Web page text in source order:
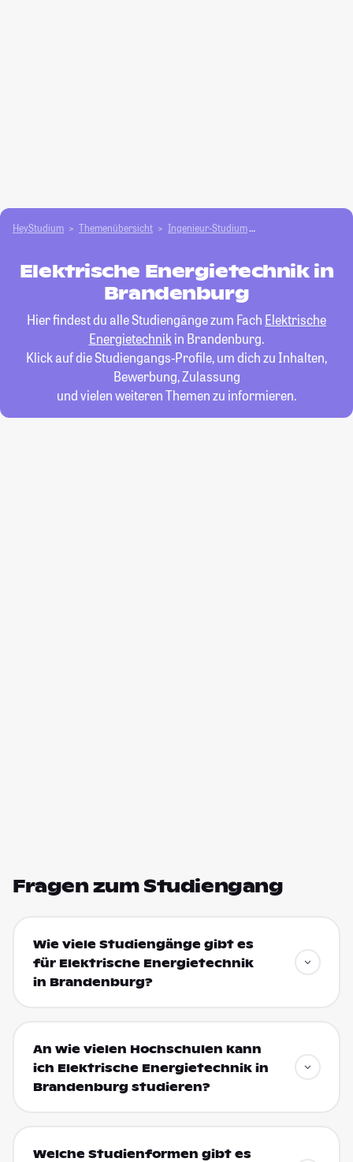
HeyStudium Themenübersicht Ingenieur-Studium
Elektrische Energietechnik in
Brandenburg
Hier findest du alle Studiengänge zum Fach Elektrische
Energietechnikin Brandenburg.
Klick auf die Studiengangs-Profile, um dich zu Inhalten,
Bewerbung, Zulassung
und vielen weiteren Themen zu informieren.
Fragen zum Studiengang
Wie viele Studiengänge gibt es
für Elektrische Energietechnik
in Brandenburg?
An wie vielen Hochschulen kann
ich Elektrische Energietechnik in
Brandenburg studieren?
Welche Studienformen gibt es